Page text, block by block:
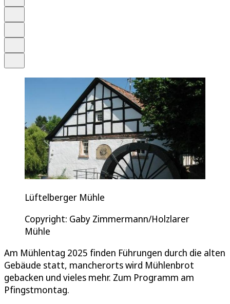
Lüftelberger Mühle
Copyright: Gaby Zimmermann/Holzlarer
Mühle
Am Mühlentag 2025 finden Führungen durch die alten
Gebäude statt, mancherorts wird Mühlenbrot
gebacken und vieles mehr. Zum Programm am
Pfingstmontag.